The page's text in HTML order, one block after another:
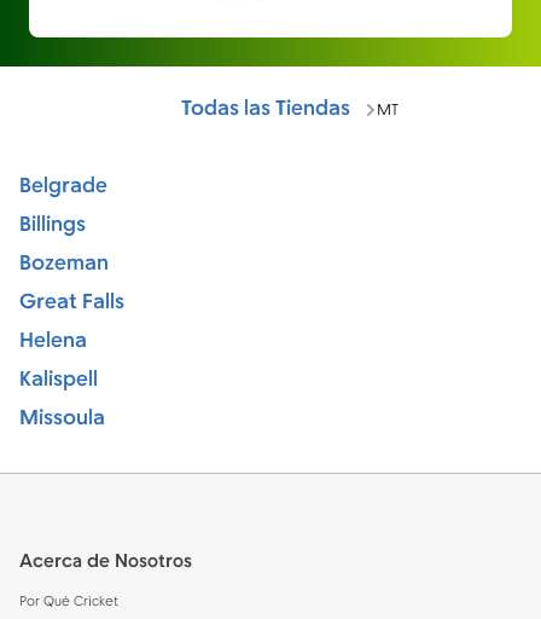
Todas las Tiendas MT
Belgrade
Billings
Bozeman
Great Falls
Helena
Kalispell
Missoula
Acerca de Nosotros
Por Qué Cricket